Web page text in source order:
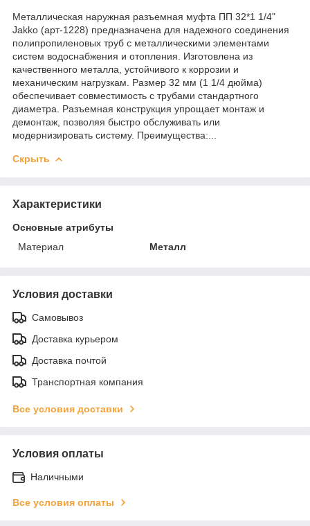
Металлическая наружная разъемная муфта ПП 32*1 1/4"
Jakko (арт-1228) предназначена для надежного соединения
полипропиленовых труб с металлическими элементами
систем водоснабжения и отопления. Изготовлена из
качественного металла, устойчивого к коррозии и
механическим нагрузкам. Размер 32 мм (1 1/4 дюйма)
обеспечивает совместимость с трубами стандартного
диаметра. Разъемная конструкция упрощает монтаж и
демонтаж, позволяя быстро обслуживать или
модернизировать систему. Преимущества:...
Скрыть
Характеристики
Основные атрибуты
Материал
Металл
Условия доставки
Самовывоз
Доставка курьером
Доставка почтой
Транспортная компания
Все условия доставки
Условия оплаты
Наличными
Все условия оплаты